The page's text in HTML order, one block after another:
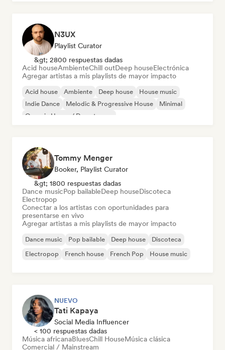
N3UX
Playlist Curator
&gt; 2800 respuestas dadas
Acid houseAmbienteChill outDeep houseElectrónica
Agregar artistas a mis playlists de mayor impacto
Acid house Ambiente Deep house
House music
Indie Dance
Melodic & Progressive House
Minimal
Organic House / Downtempo
Tommy Menger
Booker, Playlist Curator
&gt; 1800 respuestas dadas
Dance musicPop bailableDeep houseDiscoteca
Electropop
Conectar a los artistas con oportunidades para
presentarse en vivo
Agregar artistas a mis playlists de mayor impacto
Dance music Pop bailable Deep house
Discoteca
Electropop
French house French Pop House music
NUEVO
Tati Kapaya
Social Media Influencer
< 100 respuestas dadas
Música africanaBluesChill HouseMúsica clásica
Comercial / Mainstream